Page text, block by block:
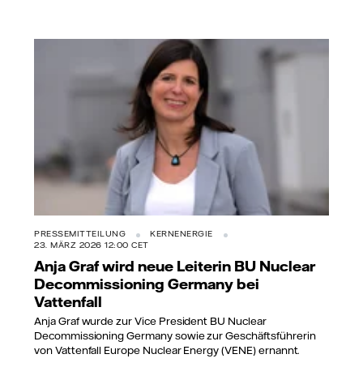
PRESSEMITTEILUNG
KERNENERGIE
23. MÄRZ 2026 12:00 CET
Anja Graf wird neue Leiterin BU Nuclear
Decommissioning Germany bei
Vattenfall
Anja Graf wurde zur Vice President BU Nuclear
Decommissioning Germany sowie zur Geschäftsführerin
von Vattenfall Europe Nuclear Energy (VENE) ernannt.